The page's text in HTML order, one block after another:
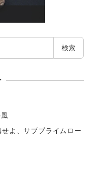
検索
よ、サブプライムロー